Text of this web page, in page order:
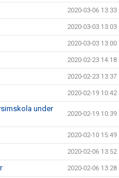
2020-03-06 13:33
2020-03-03 13:03
2020-03-03 13:00
2020-02-23 14:18
2020-02-23 13:37
2020-02-19 10:42
under
2020-02-19 10:39
2020-02-10 15:49
2020-02-06 13:52
2020-02-06 13:28